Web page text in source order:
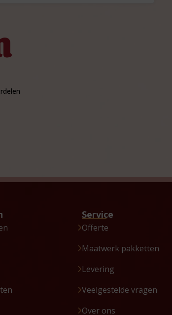
Service
Offerte
Maatwerk pakketten
Levering
Veelgestelde vragen
Over ons